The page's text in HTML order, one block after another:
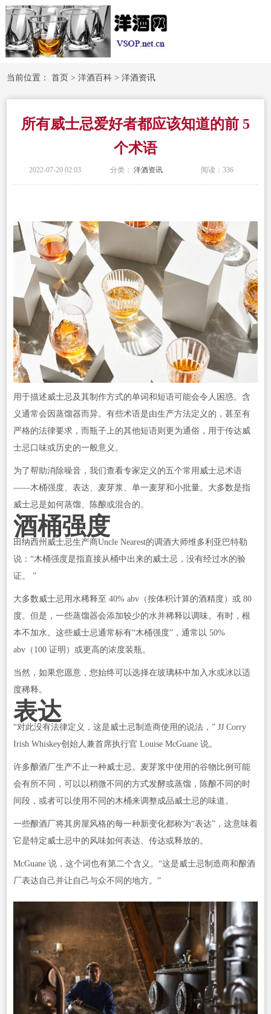
当前位置：首页 >洋酒百科 >洋酒资讯
所有威士忌爱好者都应该知道的前 5
个术语
2022-07-20 02:03 分类：洋酒资讯 阅读：336
用于描述威士忌及其制作方式的单词和短语可能会令人困惑。含
义通常会因蒸馏器而异。有些术语是由生产方法定义的，甚至有
严格的法律要求，而瓶子上的其他短语则更为通俗，用于传达威
士忌口味或历史的一般意义。
为了帮助消除噪音，我们查看专家定义的五个常用威士忌术语
——木桶强度、表达、麦芽浆、单一麦芽和小批量。大多数是指
威士忌是如何蒸馏、陈酿或混合的。
酒桶强度
田纳西州威士忌生产商Uncle Nearest的调酒大师维多利亚巴特勒
说：“木桶强度是指直接从桶中出来的威士忌，没有经过水的验
证。 ”
大多数威士忌用水稀释至 40% abv（按体积计算的酒精度）或 80
度。但是，一些蒸馏器会添加较少的水并稀释以调味。有时，根
本不加水。这些威士忌通常标有“木桶强度”，通常以 50%
abv（100 证明）或更高的浓度装瓶。
当然，如果您愿意，您始终可以选择在玻璃杯中加入水或冰以适
度稀释。
表达
“对此没有法律定义，这是威士忌制造商使用的说法，” JJ Corry
Irish Whiskey创始人兼首席执行官 Louise McGuane 说。
许多酿酒厂生产不止一种威士忌。麦芽浆中使用的谷物比例可能
会有所不同，可以以稍微不同的方式发酵或蒸馏，陈酿不同的时
间段，或者可以使用不同的木桶来调整成品威士忌的味道。
一些酿酒厂将其房屋风格的每一种新变化都称为“表达”，这意味着
它是特定威士忌中的风味如何表达、传达或释放的。
McGuane 说，这个词也有第二个含义。“这是威士忌制造商和酿酒
厂表达自己并让自己与众不同的地方。”